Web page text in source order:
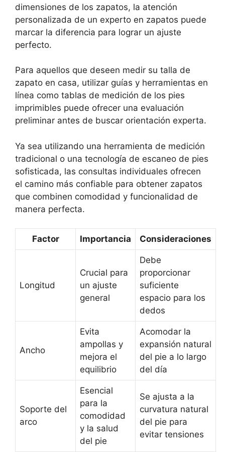
dimensiones de los zapatos, la atención
personalizada de un experto en zapatos puede
marcar la diferencia para lograr un ajuste
perfecto.
Para aquellos que deseen medir su talla de
zapato en casa, utilizar guías y herramientas en
línea como tablas de medición de los pies
imprimibles puede ofrecer una evaluación
preliminar antes de buscar orientación experta.
Ya sea utilizando una herramienta de medición
tradicional o una tecnología de escaneo de pies
sofisticada, las consultas individuales ofrecen
el camino más confiable para obtener zapatos
que combinen comodidad y funcionalidad de
manera perfecta.
Factor Importancia Consideraciones
Longitud
Crucial para
un ajuste
general
Debe
proporcionar
suficiente
espacio para los
dedos
Ancho
Evita
ampollas y
mejora el
equilibrio
Acomodar la
expansión natural
del pie a lo largo
del día
Soporte del
arco
Esencial
para la
comodidad
y la salud
del pie
Se ajusta a la
curvatura natural
del pie para
evitar tensiones